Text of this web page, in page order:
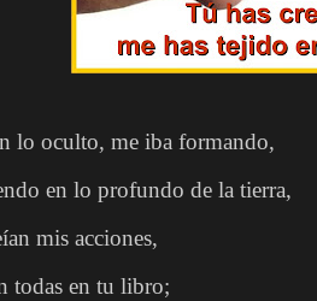
lo oculto, me iba formando,
en lo profundo de la tierra,
mis acciones,
todas en tu libro;